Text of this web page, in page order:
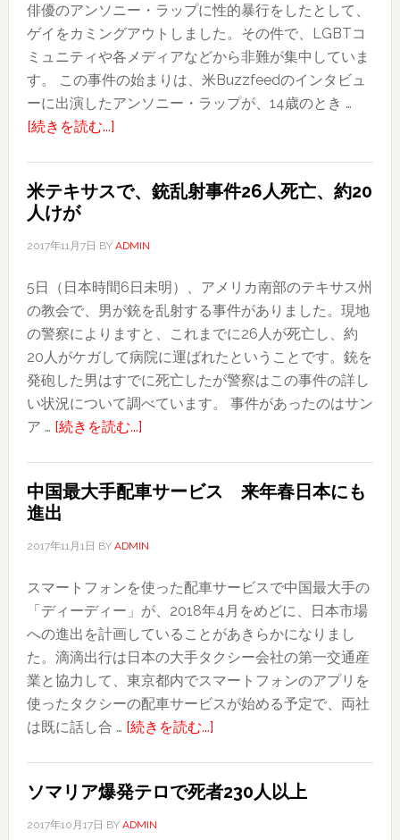
引
総
額
253
ド
去
俳優のアンソニー・ラップに性的暴行をしたとして、
ゲイをカミングアウトしました。その件で、LGBTコ
ミュニティや各メディアなどから非難が集中していま
す。 この事件の始まりは、米Buzzfeedのインタビュ
ーに出演したアンソニー・ラップが、14歳のとき …
[続きを読む...]about
優
ペ
シ
ー、
性
的
暴
行
で
ン
ア
ト、
非
難
殺
到
米テキサスで、銃乱射事件26人死亡、約20
人けが
2017年11月7日 BY ADMIN
5日（日本時間6日未明）、アメリカ南部のテキサス州
の教会で、男が銃を乱射する事件がありました。現地
の警察によりますと、これまでに26人が死亡し、約
20人がケガして病院に運ばれたということです。銃を
発砲した男はすでに死亡したが警察はこの事件の詳し
い状況について調べています。 事件があったのはサン
ア … [続きを読む...]about
キ
ス
銃
乱
射
事
件
26
人
約
20
中国最大手配車サービス 来年春日本にも
進出
2017年11月1日 BY ADMIN
スマートフォンを使った配車サービスで中国最大手の
「ディーディー」が、2018年4月をめどに、日本市場
への進出を計画していることがあきらかになりまし
た。滴滴出行は日本の大手タクシー会社の第一交通産
業と協力して、東京都内でスマートフォンのアプリを
使ったタクシーの配車サービスが始める予定で、両社
は既に話し合 … [続きを読む...]about
最
ソマリア爆発テロで死者230人以上
2017年10月17日 BY ADMIN